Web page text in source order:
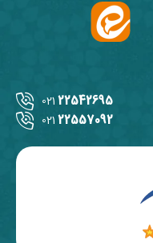
22542695
021
22557092
021